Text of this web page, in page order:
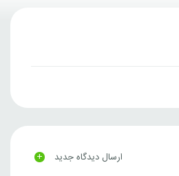
ارسال دیدگاه جدید +